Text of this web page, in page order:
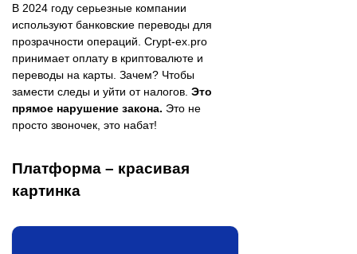
В 2024 году серьезные компании
используют банковские переводы для
прозрачности операций. Crypt-ex.pro
принимает оплату в криптовалюте и
переводы на карты. Зачем? Чтобы
замести следы и уйти от налогов. Это
прямое нарушение закона. Это не
просто звоночек, это набат!
Платформа – красивая
картинка